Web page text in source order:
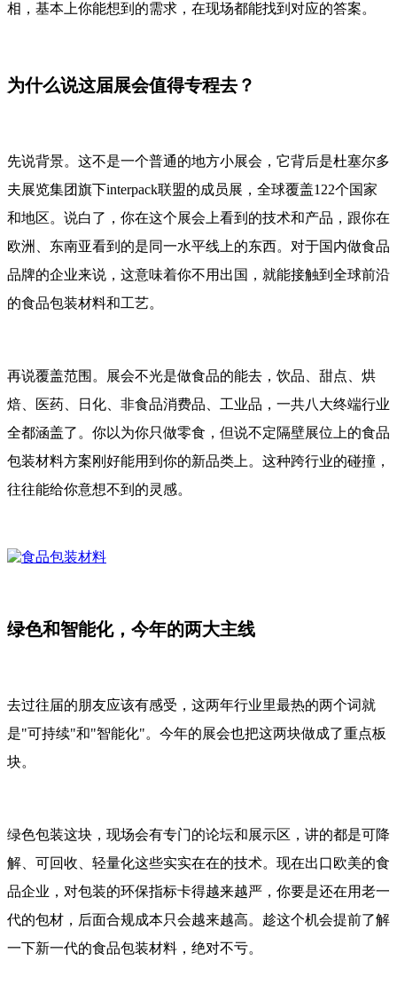
相，基本上你能想到的需求，在现场都能找到对应的答案。
为什么说这届展会值得专程去？
先说背景。这不是一个普通的地方小展会，它背后是杜塞尔多
夫展览集团旗下interpack联盟的成员展，全球覆盖122个国家
和地区。说白了，你在这个展会上看到的技术和产品，跟你在
欧洲、东南亚看到的是同一水平线上的东西。对于国内做食品
品牌的企业来说，这意味着你不用出国，就能接触到全球前沿
的食品包装材料和工艺。
再说覆盖范围。展会不光是做食品的能去，饮品、甜点、烘
焙、医药、日化、非食品消费品、工业品，一共八大终端行业
全都涵盖了。你以为你只做零食，但说不定隔壁展位上的食品
包装材料方案刚好能用到你的新品类上。这种跨行业的碰撞，
往往能给你意想不到的灵感。
绿色和智能化，今年的两大主线
去过往届的朋友应该有感受，这两年行业里最热的两个词就
是"可持续"和"智能化"。今年的展会也把这两块做成了重点板
块。
绿色包装这块，现场会有专门的论坛和展示区，讲的都是可降
解、可回收、轻量化这些实实在在的技术。现在出口欧美的食
品企业，对包装的环保指标卡得越来越严，你要是还在用老一
代的包材，后面合规成本只会越来越高。趁这个机会提前了解
一下新一代的食品包装材料，绝对不亏。